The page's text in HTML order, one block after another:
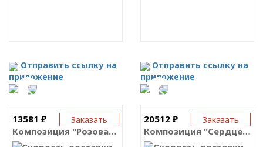
Отправить ссылку на
приложение
Отправить ссылку на
приложение
Заказать
20512 ₽
Композиция "Сердце из цветов"
Заказать
13581 ₽
Композиция "Розовая симфония"